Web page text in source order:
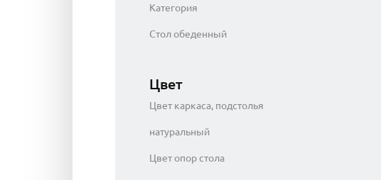
Категория
Стол обеденный
Цвет
Цвет каркаса, подстолья
натуральный
Цвет опор стола